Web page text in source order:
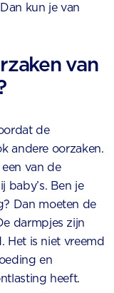
kun je van
van
de
andere oorzaken.
een van de
baby’s. Ben je
Dan moeten de
darmpjes zijn
Het is niet vreemd
en
heeft.